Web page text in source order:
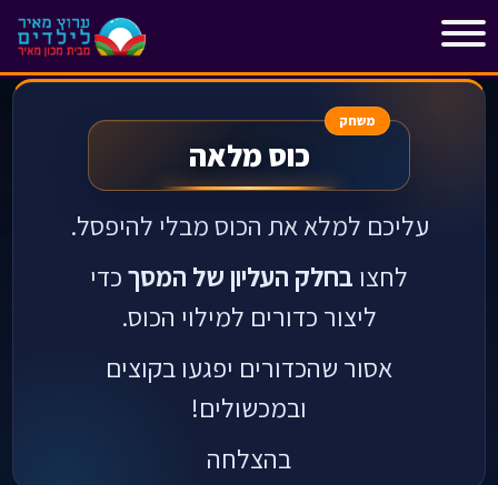
משחק
כוס מלאה
עליכם למלא את הכוס מבלי להיפסל.
לחצו בחלק העליון של המסךכדי
ליצור כדורים למילוי הכוס.
אסור שהכדורים יפגעו בקוצים
ובמכשולים!
בהצלחה